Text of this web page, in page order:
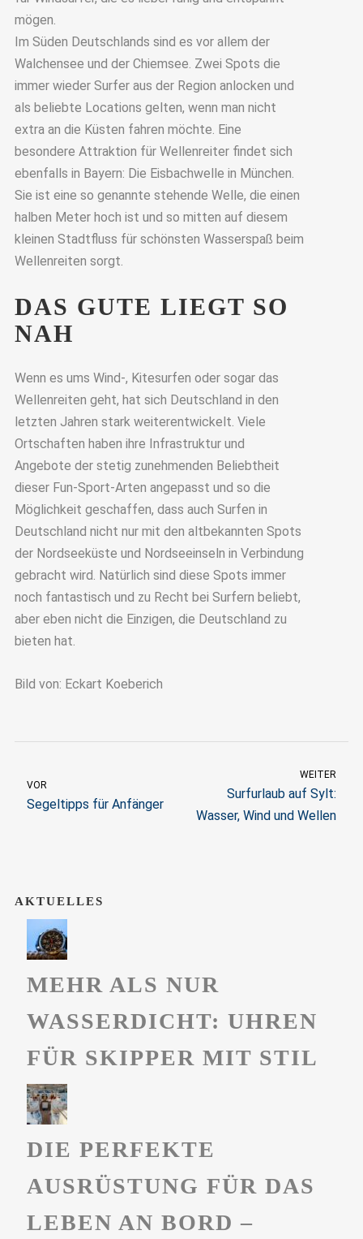
mögen.
Im Süden Deutschlands sind es vor allem der
Walchensee und der Chiemsee. Zwei Spots die
immer wieder Surfer aus der Region anlocken und
als beliebte Locations gelten, wenn man nicht
extra an die Küsten fahren möchte. Eine
besondere Attraktion für Wellenreiter findet sich
ebenfalls in Bayern: Die Eisbachwelle in München.
Sie ist eine so genannte stehende Welle, die einen
halben Meter hoch ist und so mitten auf diesem
kleinen Stadtfluss für schönsten Wasserspaß beim
Wellenreiten sorgt.
DAS GUTE LIEGT SO
NAH
Wenn es ums Wind-, Kitesurfen oder sogar das
Wellenreiten geht, hat sich Deutschland in den
letzten Jahren stark weiterentwickelt. Viele
Ortschaften haben ihre Infrastruktur und
Angebote der stetig zunehmenden Beliebtheit
dieser Fun-Sport-Arten angepasst und so die
Möglichkeit geschaffen, dass auch Surfen in
Deutschland nicht nur mit den altbekannten Spots
der Nordseeküste und Nordseeinseln in Verbindung
gebracht wird. Natürlich sind diese Spots immer
noch fantastisch und zu Recht bei Surfern beliebt,
aber eben nicht die Einzigen, die Deutschland zu
bieten hat.
Bild von: Eckart Koeberich
VOR
Segeltipps für Anfänger
WEITER
Surfurlaub auf Sylt:
Wasser, Wind und Wellen
AKTUELLES
MEHR ALS NUR
WASSERDICHT: UHREN
FÜR SKIPPER MIT STIL
DIE PERFEKTE
AUSRÜSTUNG FÜR DAS
LEBEN AN BORD –